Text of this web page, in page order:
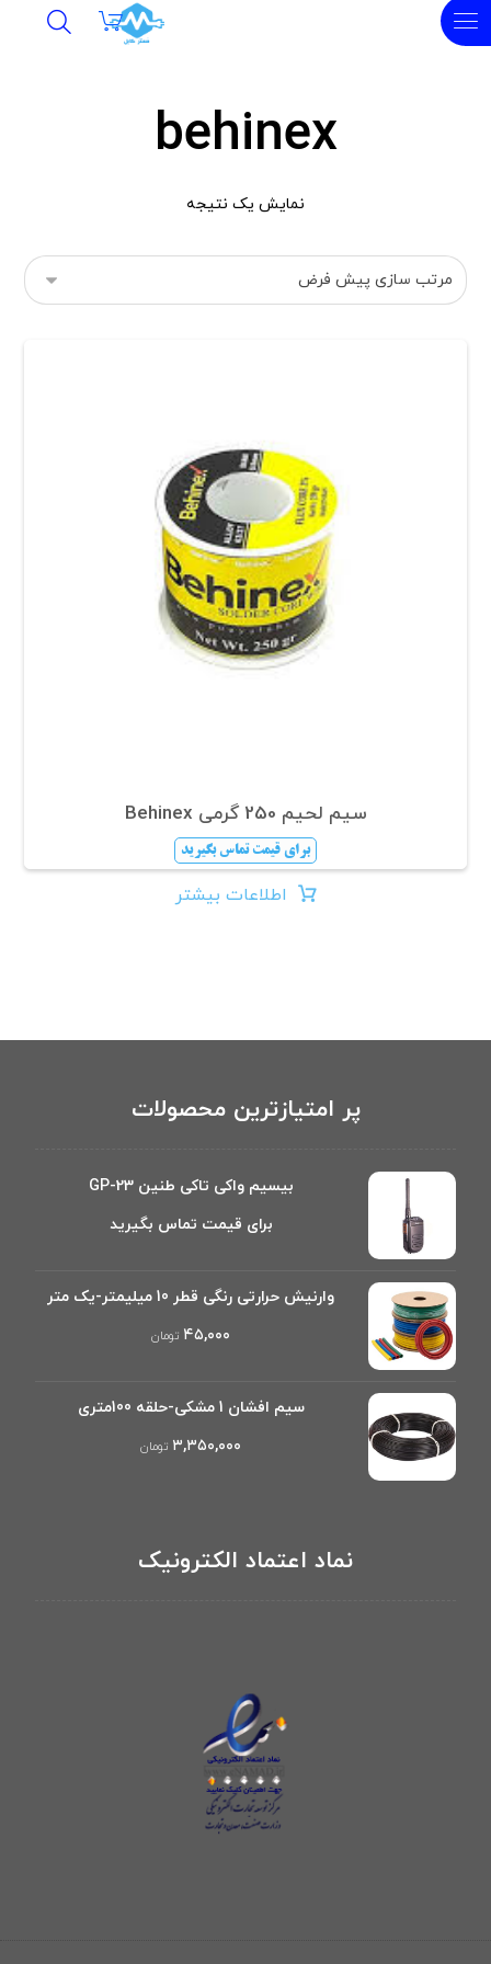
behinex
نمایش یک نتیجه
سیم لحیم 250 گرمی Behinex
برای قیمت تماس بگیرید
اطلاعات بیشتر
پر امتیازترین محصولات
بیسیم واکی تاکی طنین GP-23
برای قیمت تماس بگیرید
وارنیش حرارتی رنگی قطر 10 میلیمتر-یک متر
۴۵,۰۰۰ تومان
سیم افشان 1 مشکی-حلقه 100متری
۳,۳۵۰,۰۰۰ تومان
نماد اعتماد الکترونیک